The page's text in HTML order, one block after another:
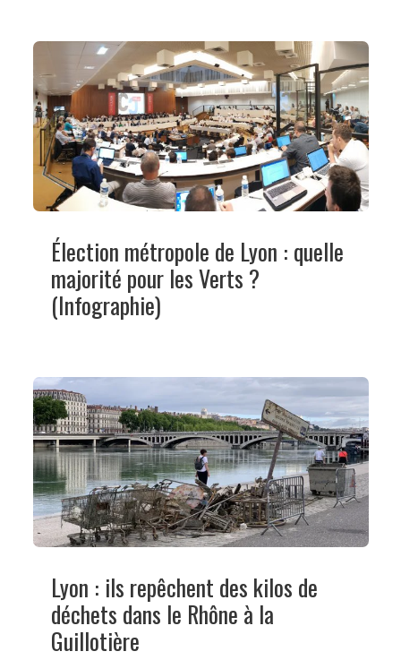
Élection métropole de Lyon : quelle
majorité pour les Verts ?
(Infographie)
Lyon : ils repêchent des kilos de
déchets dans le Rhône à la
Guillotière